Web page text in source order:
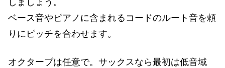
ベース音やピアノに含まれるコードのルート音を頼
りにピッチを合わせます。
オクターブは任意で。サックスなら最初は低音域